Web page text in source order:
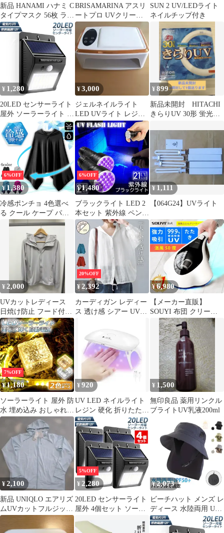
新品 HANAMI ハナミ C
タイプマスク 56枚 ライ
トラテ グレージュ 保湿
対策 丸顔さん向け UV
対策 立体マスク 花粉症
対策 3層構造 防災 バイ
カラーマスク 不織布
BRISAMARINA アスリ
ートプロ UVクリーム
ライトベージュ 70g
SUN 2 UV/LEDライト
ネイルチップ付き
¥ 1,280
20LED センサーライト
屋外 ソーラーライト 高
輝度 防犯 人感 防水 屋
外照明 120°照明範囲 防
犯ライト 夜間自動点灯
太陽光発電 庭 玄関 駐
車場 通路 ガーデン
LEDライト ガーデンラ
イト 人感センサー セキ
ュリテ
¥3,000
ジェルネイルライト
LED UVライト レジン
用 180W硬化 手足両
用可能
¥899
新品未開封 HITACHI
きらりUV 30形 蛍光灯
6%OFF
¥1,380
冷感ポンチョ 4色選べ
る クール ケープ パー
カー 冷感タオル 熱中症
対策 ひんやりグッズ
UV 紫外線対策 日焼け
防止 フード付き 冷却
通勤 通学 アウトドア
スポーツ 運動 ジョギン
グ スポーツ観戦 羽織り
ポンチョ
6%OFF
¥1,480
ブラックライト LED 2
本セット 紫外線 ペンラ
イト UVライト 21 灯 ネ
イルライト ハンディー
ライト UV 懐中電灯 ス
トラップ付き UV レジ
ン 汚れ 釣り 蓄光力 絨
毯 尿跡 アニサキスライ
ト
¥1,111
【064G24】UVライト
¥ 2,000
UVカットレディース
日焼け防止 フード付き
ラッシュガード
UPF50+冷感
20%OFF
¥2,392
カーディガン レディー
ス 透け感 シアー UV対
ウター 紫外線対策 羽織
夏 白 Vネック 前ボタン
羽織り ゆったり カジュ
アル トップス[郵
2]^v175^
¥6,980
【メーカー直販】
SOUYI 布団 クリーナ
ー SY-062 ダニ対策
99% 除菌 UVランプ 安
心1年保証付き
7%OFF
¥1,180
ソーラーライト 屋外 防
水 埋め込み おしゃれ
ガーデンライト 庭ライ
ト 防犯ライト ソーラー
発電 自動点灯 感光式
光センサー スポットラ
イト
¥920
UV LED ネイルライト
レジン 硬化 折りたたみ
式 ホワイト
¥ 1,500
無印良品 薬用リンクル
ブライトUV乳液200ml
¥2,100
新品 UNIQLO エアリズ
ムUVカットフルジップ
パーカ ライトブルー
XL
5%OFF
¥ 2,280
20LED センサーライト
屋外 4個セット ソーラ
人感 防水 屋外照明
¥2,073
ビーチハット メンズ レ
ディース 水陸両用 UV
カット UPF50 帽子 サ
ーフハット サファリハ